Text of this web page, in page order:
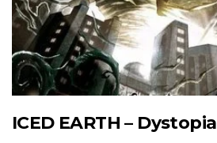
ICED EARTH – Dystopia